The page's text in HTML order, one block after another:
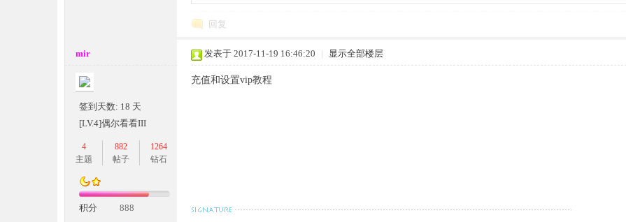
回复
mir
签到天数: 18 天
[LV.4]偶尔看看III
4
主题
882
帖子
1264
钻石
积分 888
发表于 2017-11-19 16:46:20 | 显示全部楼层
充值和设置vip教程